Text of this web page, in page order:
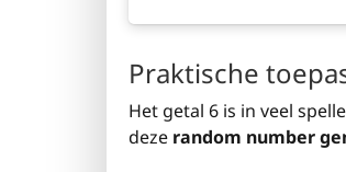
Praktische
Het getal 6 is in veel
deze random number